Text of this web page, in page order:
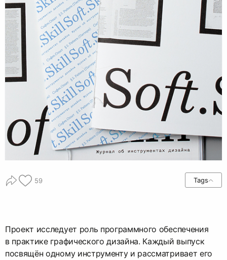
59 Tags
Проект исследует роль программного обеспечения
в практике графического дизайна. Каждый выпуск
посвящён одному инструменту и рассматривает его